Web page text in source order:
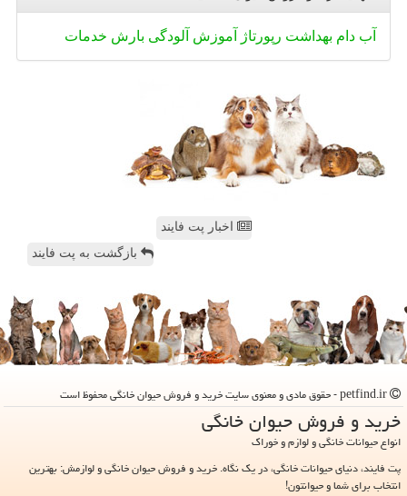
آب دام بهداشت رپورتاژ آموزش آلودگی بارش خدمات
اخبار پت فایند
بازگشت به پت فایند
خرید و فروش حیوان خانگی
انواع حیوانات خانگی و لوازم و خوراک
پت فایند، دنیای حیوانات خانگی، در یک نگاه. خرید و فروش حیوان خانگی و لوازمش: بهترین
انتخاب برای شما و حیوانتون!